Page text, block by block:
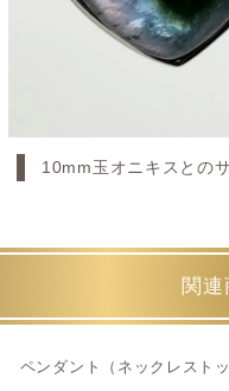
10mm玉オニキスとの
関連
ペンダント（ネックレスト